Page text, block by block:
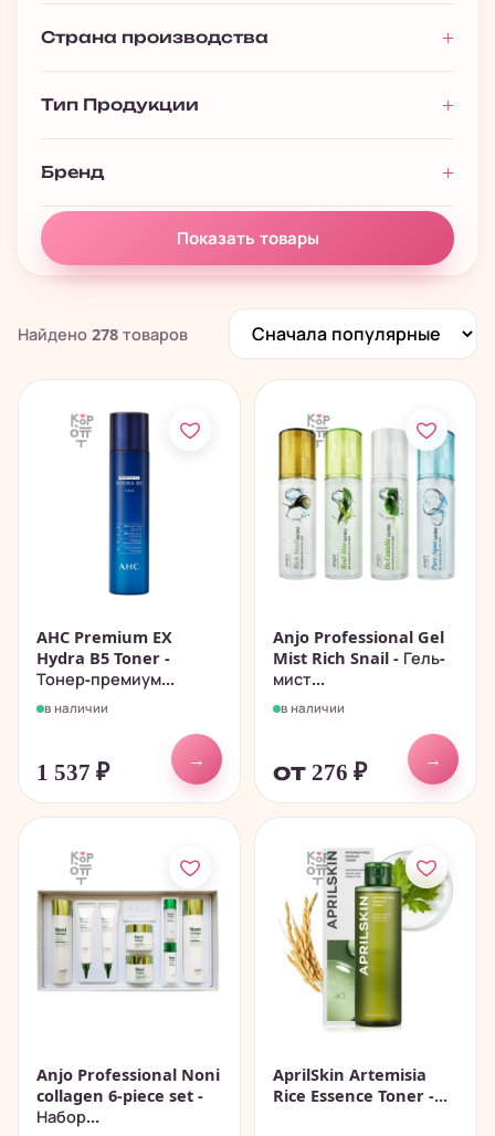
Подарочные наборы
Страна производства
Тип Продукции
Бренд
Показать товары
Найдено 278 товаров
AHC Premium EX
Hydra B5 Toner -
Тонер-премиум...
в наличии
1 537 ₽
→
Anjo Professional Gel
Mist Rich Snail - Гель-
мист...
в наличии
от 276 ₽
→
Anjo Professional Noni
collagen 6-piece set -
Набор...
AprilSkin Artemisia
Rice Essence Toner -...